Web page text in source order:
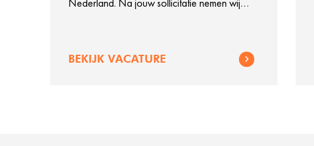
Nederland. Na jouw sollicitatie nemen wij
BEKIJK VACATURE